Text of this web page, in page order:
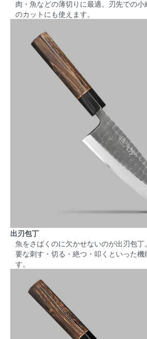
肉・魚などの薄切りに最適。刃先での
のカットにも使えます。
出刃包丁
魚をさばくのに欠かせないのが出刃包
要な刺す・切る・絶つ・叩くといった機
す。